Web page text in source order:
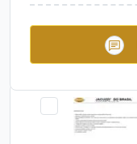
Banheira Kapsis Jacuzzi